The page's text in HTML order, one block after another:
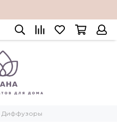
Диффузоры